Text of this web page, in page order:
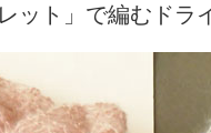
ット」で編むドラ